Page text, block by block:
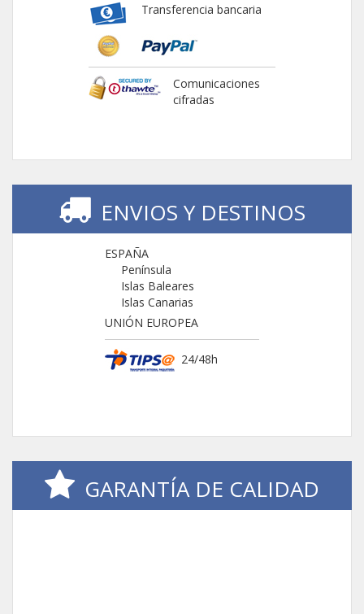
Transferencia bancaria
Comunicaciones
cifradas
ENVIOS Y DESTINOS
ESPAÑA
Península
Islas Baleares
Islas Canarias
UNIÓN EUROPEA
24/48h
GARANTÍA DE CALIDAD